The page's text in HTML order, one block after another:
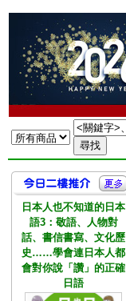
日本人也不知道的日本
語3：敬語、人物對
話、書信書寫、文化歷
史……學會連日本人都
會對你說「讚」的正確
日語